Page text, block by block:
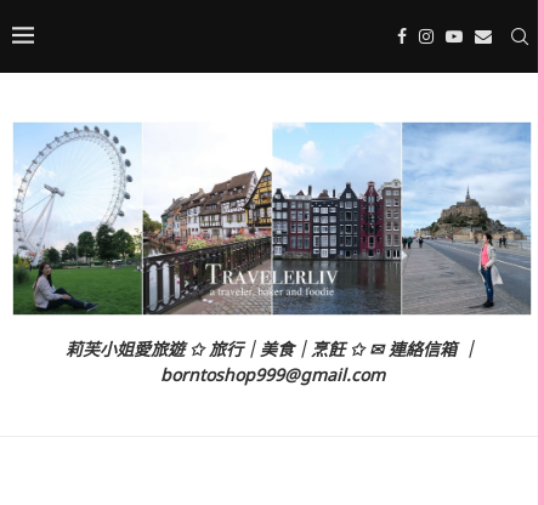
莉芙小姐愛旅遊 ✩ 旅行｜美食｜烹飪 ✩ ✉ 連絡信箱 ｜
borntoshop999@gmail.com